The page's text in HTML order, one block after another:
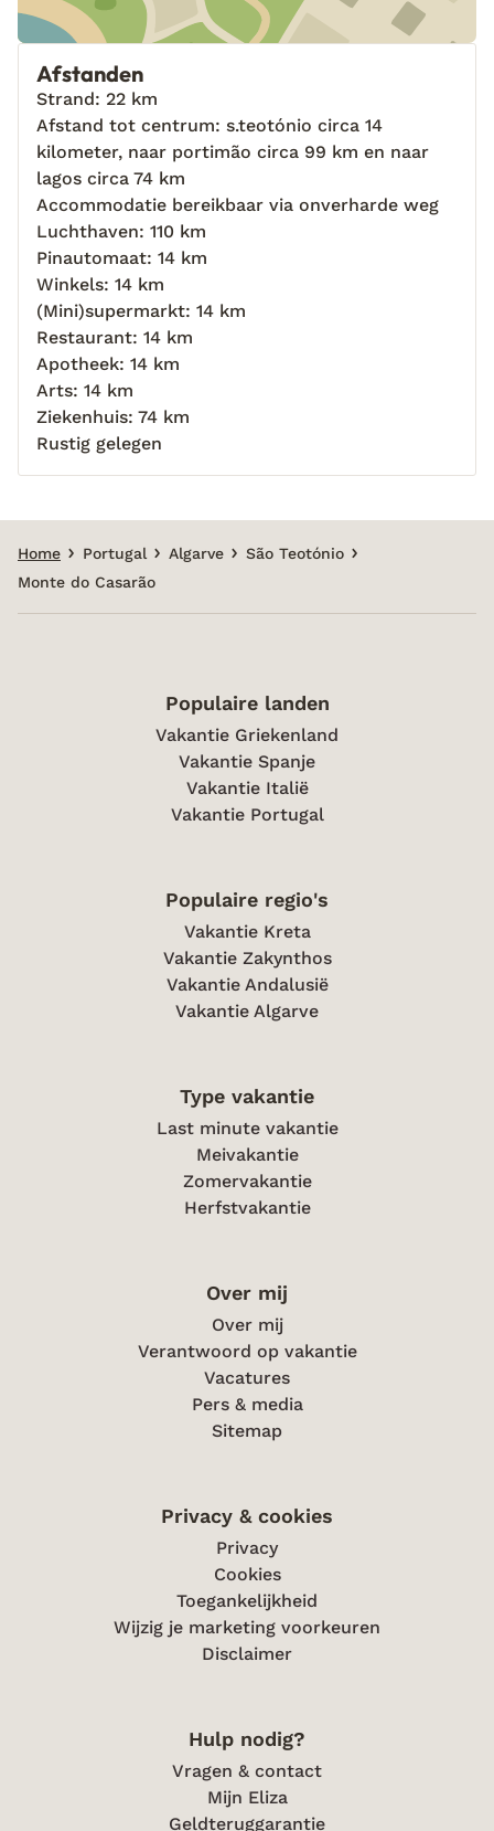
Afstanden
Strand: 22 km
Afstand tot centrum: s.teotónio circa 14
kilometer, naar portimão circa 99 km en naar
lagos circa 74 km
Accommodatie bereikbaar via onverharde weg
Luchthaven: 110 km
Pinautomaat: 14 km
Winkels: 14 km
(Mini)supermarkt: 14 km
Restaurant: 14 km
Apotheek: 14 km
Arts: 14 km
Ziekenhuis: 74 km
Rustig gelegen
Home Portugal Algarve
São Teotónio
Monte do Casarão
Populaire landen
Vakantie Griekenland
Vakantie Spanje
Vakantie Italië
Vakantie Portugal
Populaire regio's
Vakantie Kreta
Vakantie Zakynthos
Vakantie Andalusië
Vakantie Algarve
Type vakantie
Last minute vakantie
Meivakantie
Zomervakantie
Herfstvakantie
Over mij
Over mij
Verantwoord op vakantie
Vacatures
Pers & media
Sitemap
Privacy & cookies
Privacy
Cookies
Toegankelijkheid
Wijzig je marketing voorkeuren
Disclaimer
Hulp nodig?
Vragen & contact
Mijn Eliza
Geldteruggarantie